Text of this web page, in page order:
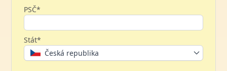
PSČ*
Stát*
Česká republika